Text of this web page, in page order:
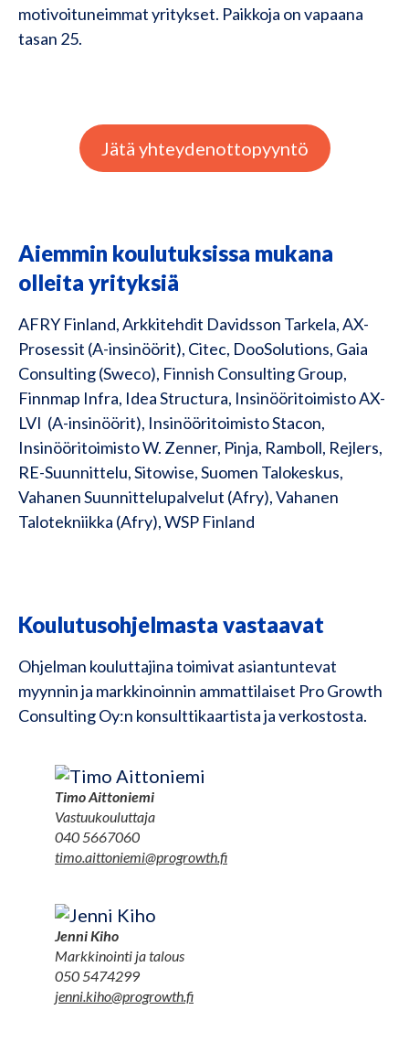
motivoituneimmat yritykset. Paikkoja on vapaana
tasan 25.
Jätä yhteydenottopyyntö
Aiemmin koulutuksissa mukana
olleita yrityksiä
AFRY Finland, Arkkitehdit Davidsson Tarkela, AX-
Prosessit (A-insinöörit), Citec, DooSolutions, Gaia
Consulting (Sweco), Finnish Consulting Group,
Finnmap Infra, Idea Structura, Insinööritoimisto AX-
LVI (A-insinöörit), Insinööritoimisto Stacon,
Insinööritoimisto W. Zenner, Pinja, Ramboll​, Rejlers​,
RE-Suunnittelu, Sitowise, Suomen Talokeskus​,
Vahanen Suunnittelupalvelut (Afry)​, Vahanen
Talotekniikka​ (Afry), WSP Finland
Koulutusohjelmasta vastaavat
Ohjelman kouluttajina toimivat asiantuntevat
myynnin ja markkinoinnin ammattilaiset Pro Growth
Consulting Oy:n konsulttikaartista ja verkostosta.
Timo Aittoniemi
Vastuukouluttaja
040 5667060
timo.aittoniemi@progrowth.fi
Jenni Kiho
Markkinointi ja talous
050 5474299
jenni.kiho@progrowth.fi